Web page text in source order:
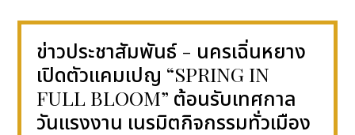
ข่าวประชาสัมพันธ์ - นครเฉิ่นหยาง
เปิดตัวแคมเปญ “SPRING IN
FULL BLOOM” ต้อนรับเทศกาล
วันแรงงาน เนรมิตกิจกรรมทั่วเมือง